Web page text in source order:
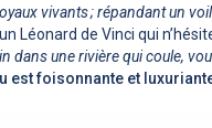
vivants ; répandant un
Léonard de Vinci qui
dans une rivière qui coule,
est foisonnante et